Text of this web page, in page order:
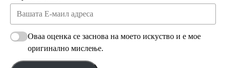
Оваа оценка се заснова на моето искуство и е мое
оригинално мислење.